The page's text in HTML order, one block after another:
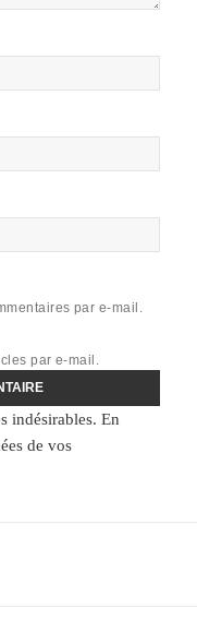
par e-mail.
par e-mail.
indésirables.En
de vos